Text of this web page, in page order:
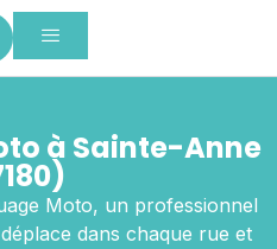
à Sainte-Anne
Moto, un professionnel
dans chaque rue et